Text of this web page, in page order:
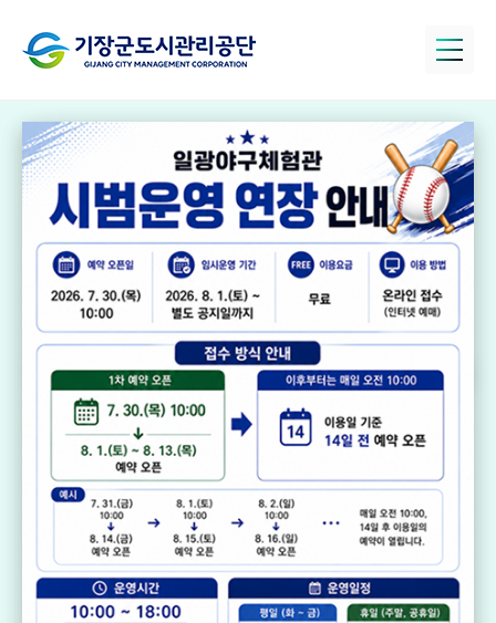
정관아쿠아드림 파크
기장생활체육센터
국민체육센터
드림볼파크 장안천가족휴게공원
리틀·소프트볼구장